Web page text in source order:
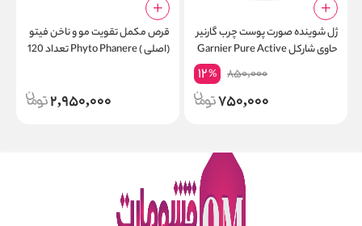
ژل شوینده صورت پوست چرب گارنیر
حاوی شارکل Garnier Pure Active
850,000
12%
750,000
قرص مکمل تقویت مو و ناخن فیتو
(اصلی ) Phyto Phanere تعداد 120
2,950,000